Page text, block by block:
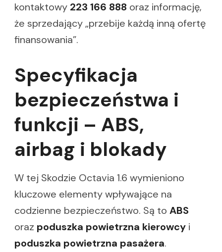
kontaktowy 223 166 888 oraz informację,
że sprzedający „przebije każdą inną ofertę
finansowania”.
Specyfikacja
bezpieczeństwa i
funkcji – ABS,
airbag i blokady
W tej Skodzie Octavia 1.6 wymieniono
kluczowe elementy wpływające na
codzienne bezpieczeństwo. Są to ABS
oraz poduszka powietrzna kierowcy i
poduszka powietrzna pasażera.